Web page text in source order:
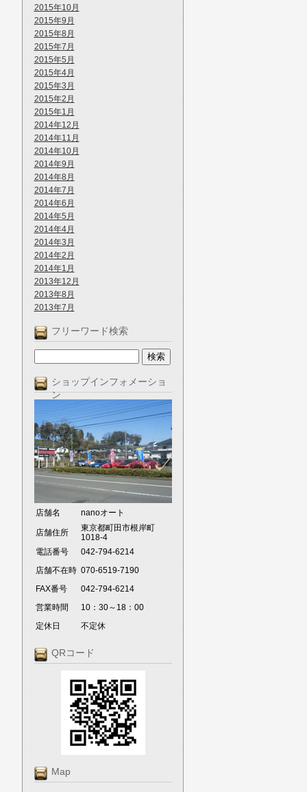
2015年10月
2015年9月
2015年8月
2015年7月
2015年5月
2015年4月
2015年3月
2015年2月
2015年1月
2014年12月
2014年11月
2014年10月
2014年9月
2014年8月
2014年7月
2014年6月
2014年5月
2014年4月
2014年3月
2014年2月
2014年1月
2013年12月
2013年8月
2013年7月
フリーワード検索
ショップインフォメーショ
ン
店舗名 nanoオート
店舗住所
東京都町田市根岸町
1018-4
電話番号
042-794-6214
店舗不在時 070-6519-7190
FAX番号
042-794-6214
営業時間
10：30～18：00
定休日
不定休
QRコード
Map